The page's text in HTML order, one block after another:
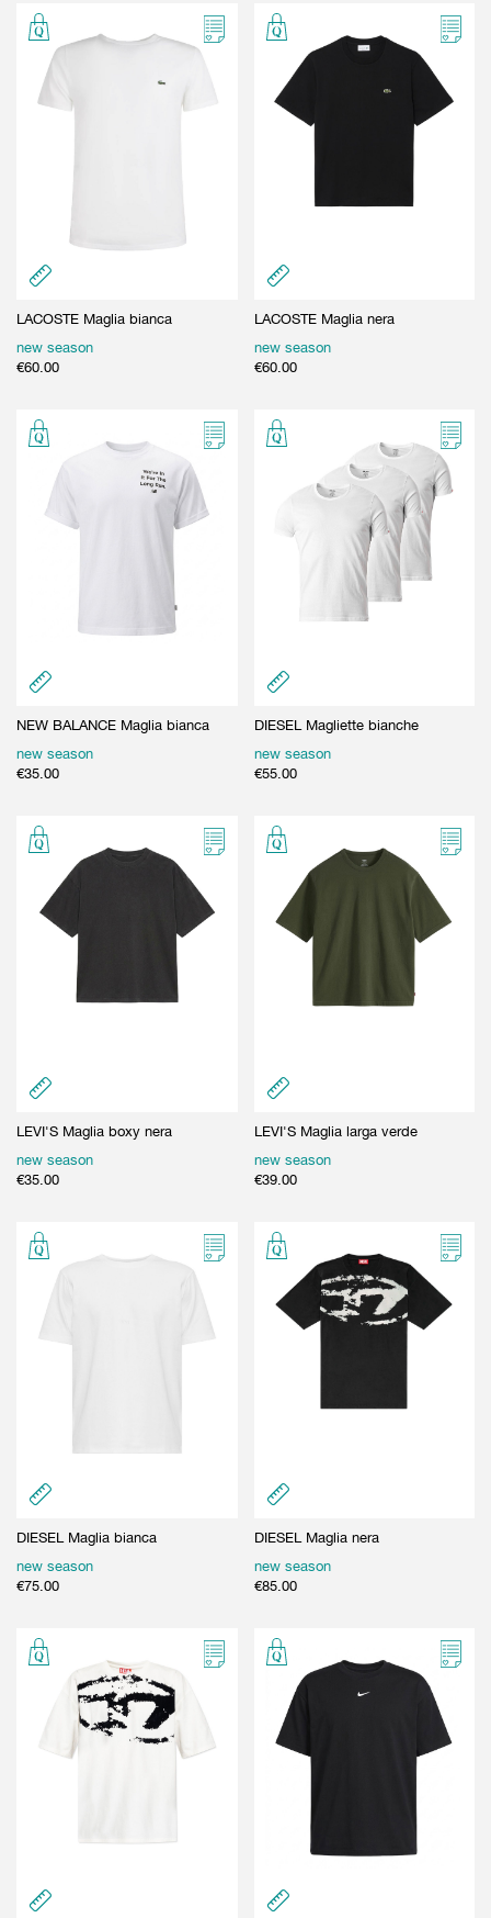
LACOSTE Maglia bianca
new season
€60.00
LACOSTE Maglia nera
new season
€60.00
NEW BALANCE Maglia bianca
new season
€35.00
DIESEL Magliette bianche
new season
€55.00
LEVI'S Maglia boxy nera
new season
€35.00
LEVI'S Maglia larga verde
new season
€39.00
DIESEL Maglia bianca
new season
€75.00
DIESEL Maglia nera
new season
€85.00